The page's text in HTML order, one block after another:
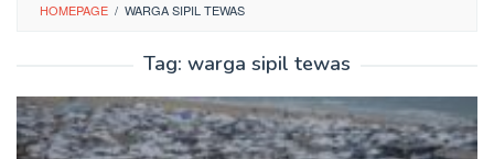
HOMEPAGE / WARGA SIPIL TEWAS
Tag: warga sipil tewas